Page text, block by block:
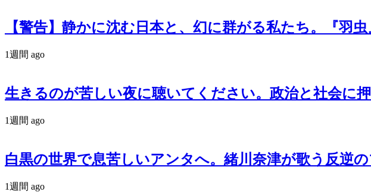
【警告】静かに沈む日本と、幻に群がる私たち。『羽
1週間 ago
生きるのが苦しい夜に聴いてください。政治と社会に
1週間 ago
白黒の世界で息苦しいアンタへ。緒川奈津が歌う反逆
1週間 ago